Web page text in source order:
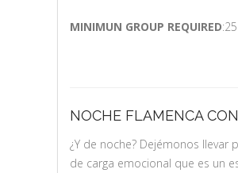
MINIMUN GROUP REQUIRED
NOCHE FLAMENCA
¿Y de noche? Dejémonos
de carga emocional que es un